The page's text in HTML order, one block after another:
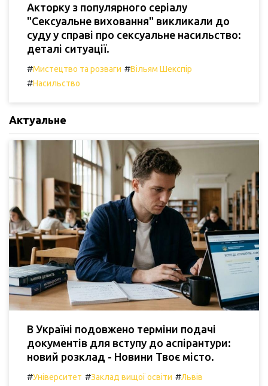
Акторку з популярного серіалу
"Сексуальне виховання" викликали до
суду у справі про сексуальне насильство:
деталі ситуації.
#Мистецтво та розваги #Вільям Шекспір
#Насильство
Актуальне
В Україні подовжено терміни подачі
документів для вступу до аспірантури:
новий розклад - Новини Твоє місто.
#Університет #Заклад вищої освіти #Львів